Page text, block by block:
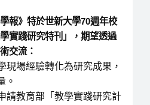
報》特於世新大學70週年校
實踐研究特刊」，期望透過
交流：
現場經驗轉化為研究成果，
。
請教育部「教學實踐研究計